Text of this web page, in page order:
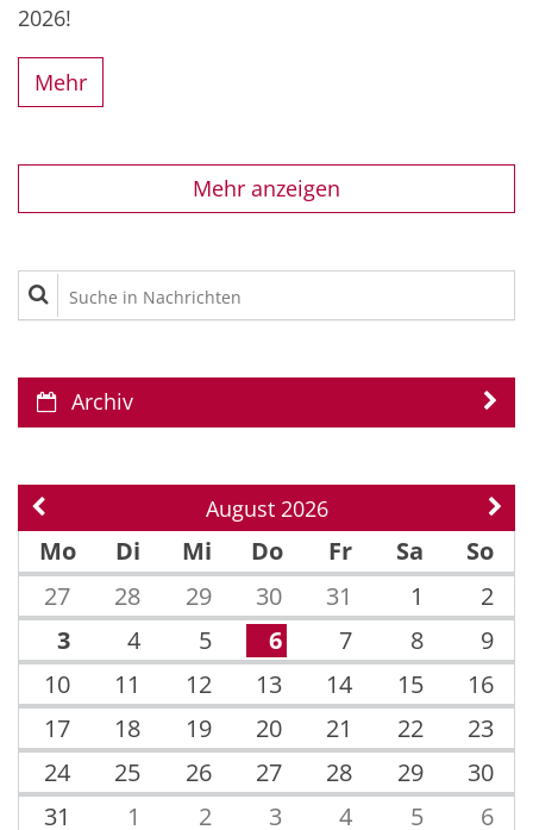
2026!
Mehr
Mehr anzeigen
Suche in Nachrichten
Archiv
Vorherige Seite August 2026
Mo
Di Mi Do Fr Sa
So
27
28 29 30 31 1
2
3
4 5 6 7 8
9
10
11 12 13 14 15
16
17
18 19 20 21 22
23
24
25 26 27 28 29
30
31
1 2 3 4 5 6